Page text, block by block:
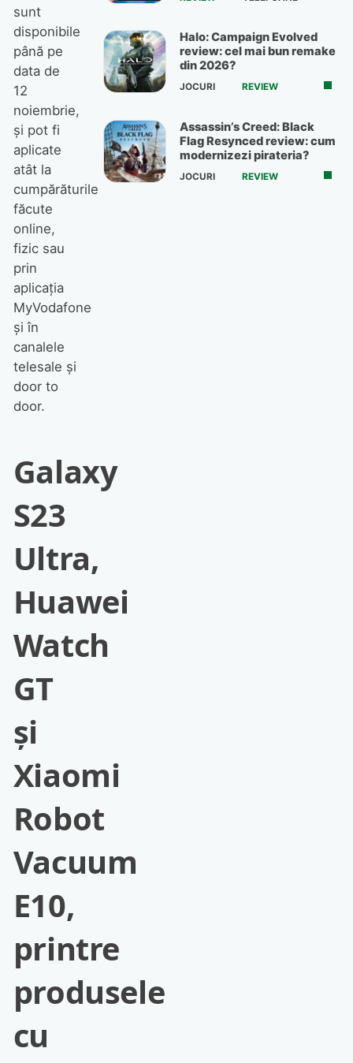
sunt
disponibile
până pe
data de
12
noiembrie,
și pot fi
aplicate
atât la
cumpărăturile
făcute
online,
fizic sau
prin
aplicația
MyVodafone
și în
canalele
telesale și
door to
door.
Galaxy
S23
Ultra,
Huawei
Watch
GT
și
Xiaomi
Robot
Vacuum
E10,
printre
produsele
cu
Halo: Campaign Evolved
review: cel mai bun remake
din 2026?
JOCURI REVIEW
Assassin’s Creed: Black
Flag Resynced review: cum
modernizezi pirateria?
JOCURI REVIEW